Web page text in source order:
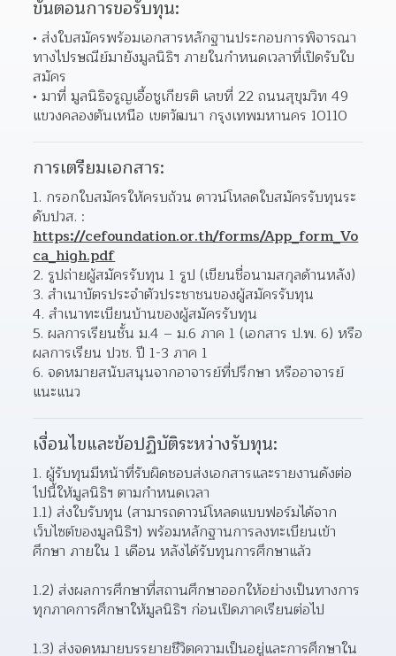
ขั้นตอนการขอรับทุน:
ส่งใบสมัครพร้อมเอกสารหลักฐานประกอบการพิจารณา
ทางไปรษณีย์มายังมูลนิธิฯ ภายในกำหนดเวลาที่เปิดรับใบ
สมัคร
มาที่ มูลนิธิจรูญเอื้อชูเกียรติ เลขที่ 22 ถนนสุขุมวิท 49
แขวงคลองตันเหนือ เขตวัฒนา กรุงเทพมหานคร 10110
การเตรียมเอกสาร:
1. กรอกใบสมัครให้ครบถ้วน ดาวน์โหลดใบสมัครรับทุนระ
https://cefoundation.or.th/forms/App_form_Vo
ca_high.pdf
2. รูปถ่ายผู้สมัครรับทุน 1 รูป (เขียนชื่อนามสกุลด้านหลัง)
3. สำเนาบัตรประจำตัวประชาชนของผู้สมัครรับทุน
4. สำเนาทะเบียนบ้านของผู้สมัครรับทุน
5. ผลการเรียนชั้น ม.4 – ม.6 ภาค 1 (เอกสาร ป.พ. 6) หรือ
ผลการเรียน ปวช. ปี 1-3 ภาค 1
6. จดหมายสนับสนุนจากอาจารย์ที่ปรึกษา หรืออาจารย์
แนะแนว
เงื่อนไขและข้อปฏิบัติระหว่างรับทุน:
1. ผู้รับทุนมีหน้าที่รับผิดชอบส่งเอกสารและรายงานดังต่อ
ไปนี้ให้มูลนิธิฯ ตามกำหนดเวลา
1.1) ส่งใบรับทุน (สามารถดาวน์โหลดแบบฟอร์มได้จาก
เว็บไซต์ของมูลนิธิฯ) พร้อมหลักฐานการลงทะเบียนเข้า
ศึกษา ภายใน 1 เดือน หลังได้รับทุนการศึกษาแล้ว
1.2) ส่งผลการศึกษาที่สถานศึกษาออกให้อย่างเป็นทางการ
ทุกภาคการศึกษาให้มูลนิธิฯ ก่อนเปิดภาคเรียนต่อไป
1.3) ส่งจดหมายบรรยายชีวิตความเป็นอยู่และการศึกษาใน